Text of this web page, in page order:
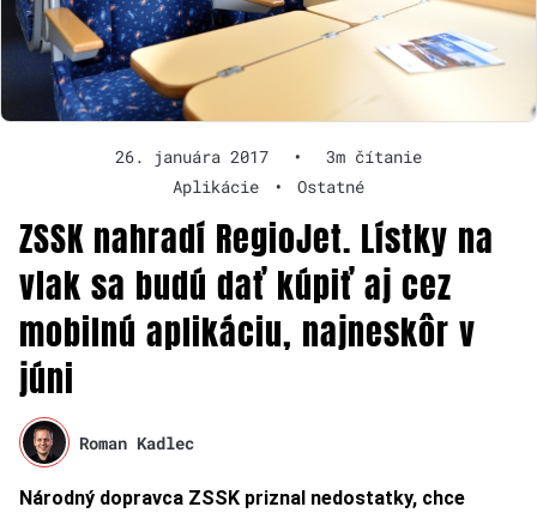
26. januára 2017 •
3m čítanie
Aplikácie
• Ostatné
ZSSK nahradí RegioJet. Lístky na
vlak sa budú dať kúpiť aj cez
mobilnú aplikáciu, najneskôr v
júni
Roman Kadlec
Národný dopravca ZSSK priznal nedostatky, chce